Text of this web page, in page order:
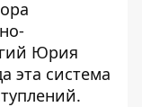
Юрия
эта система